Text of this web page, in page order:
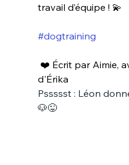
travail d’équipe ! 💫
#dogtraining
❤️ Écrit par Aimie,
d'Érika
Pssssst : Léon
🐶😜